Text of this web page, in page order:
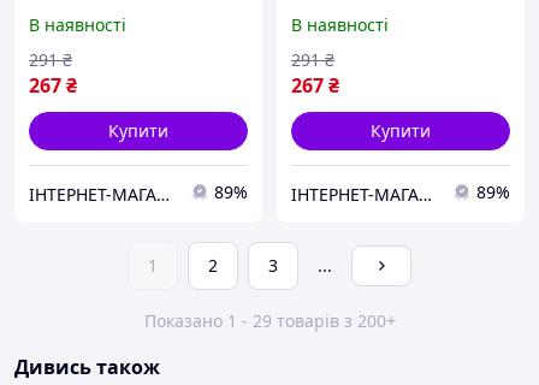
пластиковий корпус
Рожевий
В наявності
267₴
291 ₴
Купити
ІНТЕРНЕТ-МАГАЗИН "Доставлено " 89%
пластиковий корпус
Зелений
В наявності
267₴
291 ₴
Купити
ІНТЕРНЕТ-МАГАЗИН "Доставлено " 89%
1 2 3 ...
Показано 1 - 29 товарів з 200+
Дивись також